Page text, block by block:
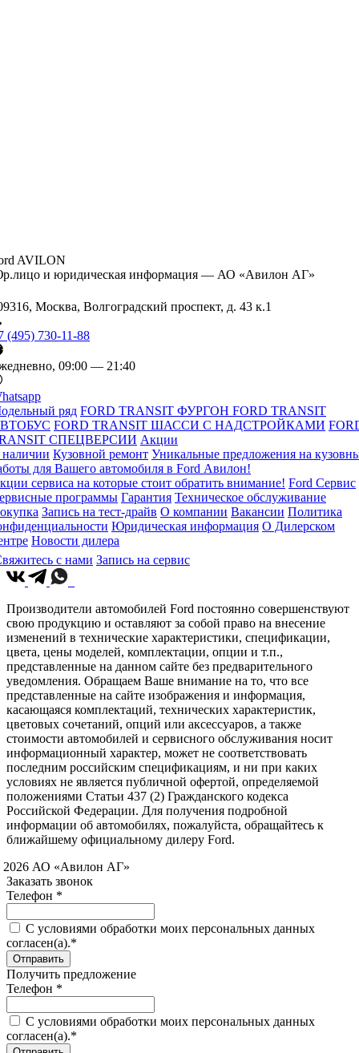
AVILON
и юридическая информация — АО «Авилон АГ»
Москва, Волгоградский проспект, д. 43 к.1
(495) 730-11-88
09:00 — 21:40
ряд FORD TRANSIT ФУРГОН FORD TRANSIT
FORD TRANSIT ШАССИ С НАДСТРОЙКАМИ
СПЕЦВЕРСИИ Акции
Кузовной ремонт Уникальные предложения на
для Вашего автомобиля в Ford Авилон!
сервиса на которые стоит обратить внимание! Ford Сервис
программы Гарантия Техническое обслуживание
Запись на тест-драйв О компании Вакансии Политика
Юридическая информация О Дилерском
Новости дилера
с нами Запись на сервис
Производители автомобилей Ford постоянно совершенствуют
свою продукцию и оставляют за собой право на внесение
изменений в технические характеристики, спецификации,
цвета, цены моделей, комплектации, опции и т.п.,
представленные на данном сайте без предварительного
уведомления. Обращаем Ваше внимание на то, что все
представленные на сайте изображения и информация,
касающаяся комплектаций, технических характеристик,
цветовых сочетаний, опций или аксессуаров, а также
стоимости автомобилей и сервисного обслуживания носит
информационный характер, может не соответствовать
последним российским спецификациям, и ни при каких
условиях не является публичной офертой, определяемой
положениями Статьи 437 (2) Гражданского кодекса
Российской Федерации. Для получения подробной
информации об автомобилях, пожалуйста, обращайтесь к
ближайшему официальному дилеру Ford.
АО «Авилон АГ»
Заказать звонок
Телефон *
C условиями обработки моих персональных данных
согласен(а).*
Получить предложение
Телефон *
C условиями обработки моих персональных данных
согласен(а).*